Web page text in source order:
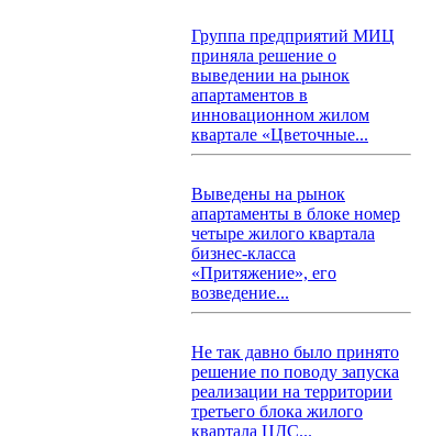
Группа предприятий МИЦ
приняла решение о
выведении на рынок
апартаментов в
инновационном жилом
квартале «Цветочные...
Выведены на рынок
апартаменты в блоке номер
четыре жилого квартала
бизнес-класса
«Притяжение», его
возведение...
Не так давно было принято
решение по поводу запуска
реализации на территории
третьего блока жилого
квартала ЦДС...